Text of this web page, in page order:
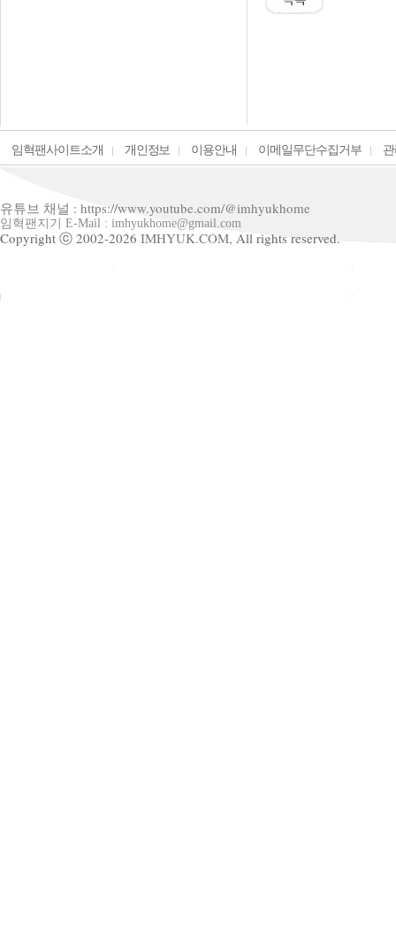
임혁팬사이트소개 개인정보 이용안내 이메일무단수집거부
유튜브 채널 : https://www.youtube.com/@imhyukhome
임혁팬지기 E-Mail : imhyukhome@gmail.com
Copyright ⓒ 2002-2026 IMHYUK.COM, All rights reserved.